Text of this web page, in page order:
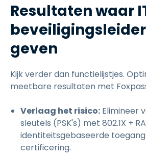
Resultaten waar
geven
Kijk verder dan functielijstjes.
meetbare resultaten met
Verlaag het risico: Elimineer
sleutels (PSK's) met 802.1X +
identiteitsgebaseerde
certificering.